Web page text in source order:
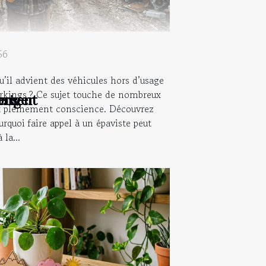
advient des véhicules hors d’usage
? Ce sujet touche de nombreux
conscience. Découvrez
faire appel à un épaviste peut
la...